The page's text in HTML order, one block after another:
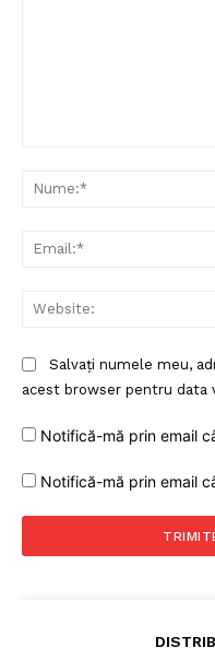
FREEDOM
PRESShub
Salvați numele meu,
acest browser pentru data
Notifică-mă prin email
Notifică-mă prin email